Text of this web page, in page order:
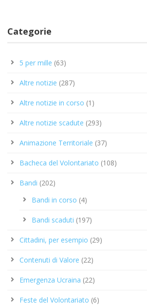
Categorie
5 per mille (63)
Altre notizie (287)
Altre notizie in corso (1)
Altre notizie scadute (293)
Animazione Territoriale (37)
Bacheca del Volontariato (108)
Bandi (202)
Bandi in corso (4)
Bandi scaduti (197)
Cittadini, per esempio (29)
Contenuti di Valore (22)
Emergenza Ucraina (22)
Feste del Volontariato (6)